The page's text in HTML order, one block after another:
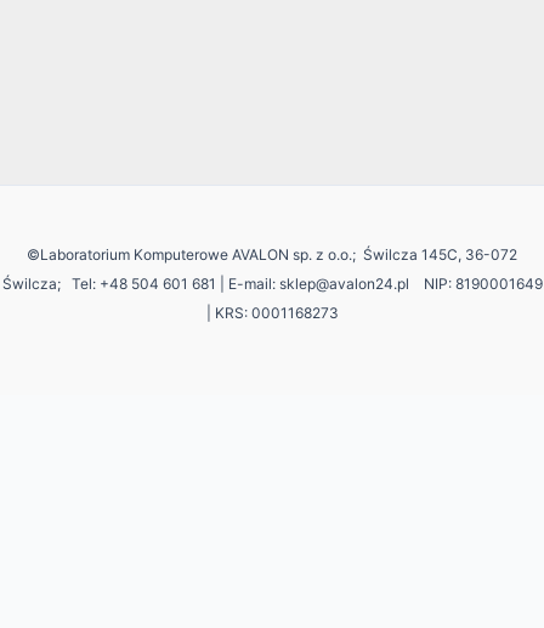
©Laboratorium Komputerowe AVALON sp. z o.o.; Świlcza 145C, 36-072
Świlcza; Tel: +48 504 601 681 | E-mail: sklep@avalon24.pl NIP: 8190001649
| KRS: 0001168273